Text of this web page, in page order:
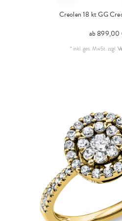
Creolen 18 kt GG
ab 899,00
* inkl. ges. MwSt.zzgl.